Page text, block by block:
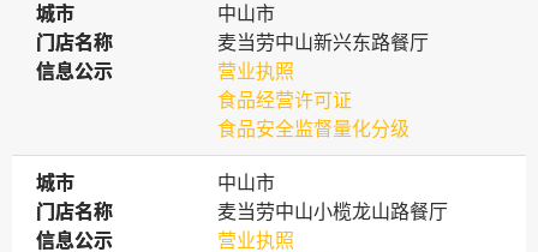
城市
城市
中山市
门店名称
门店名称
麦当劳中山新兴东路餐厅
信息公示
信息公示
营业执照
食品经营许可证
食品安全监督量化分级
城市
城市
中山市
门店名称
门店名称
麦当劳中山小榄龙山路餐厅
信息公示
信息公示
营业执照